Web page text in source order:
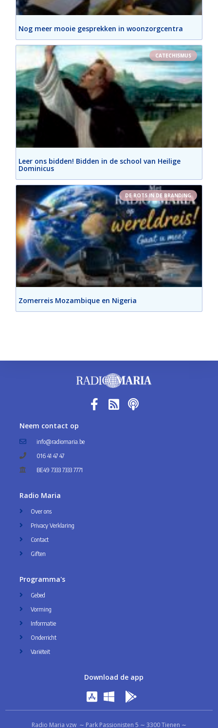
Nog meer mooie gesprekken in woonzorgcentra
CATECHISMUS
Leer ons bidden! Bidden in de school van Heilige
Dominicus
DE ROTS IN DE BRANDING
Zomerreis Mozambique en Nigeria
Neem contact op
info@radiomaria.be
016 41 47 47
BE49 7333 7333 7771
Radio Maria
Over ons
Privacy Verklaring
Contact
Giften
Programma's
Gebed
Vorming
Informatie
Onderricht
Variëteit
Download de app
Radio Maria vzw ∼ Park Passionisten 5 ∼ 3300 Tienen ∼